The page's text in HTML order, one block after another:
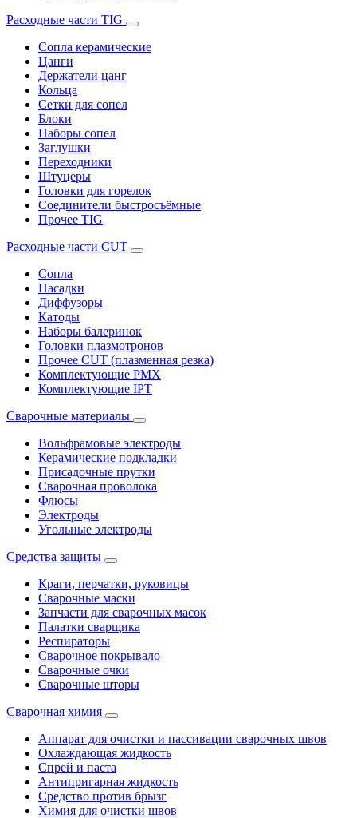
Расходные части TIG
Сопла керамические
Цанги
Держатели цанг
Кольца
Сетки для сопел
Блоки
Наборы сопел
Заглушки
Переходники
Штуцеры
Головки для горелок
Соединители быстросъёмные
Прочее TIG
Расходные части CUT
Сопла
Насадки
Диффузоры
Катоды
Наборы балеринок
Головки плазмотронов
Прочее CUT (плазменная резка)
Комплектующие PMX
Комплектующие IPT
Сварочные материалы
Вольфрамовые электроды
Керамические подкладки
Присадочные прутки
Сварочная проволока
Флюсы
Электроды
Угольные электроды
Средства защиты
Краги, перчатки, руковицы
Сварочные маски
Запчасти для сварочных масок
Палатки сварщика
Респираторы
Сварочное покрывало
Сварочные очки
Сварочные шторы
Сварочная химия
Аппарат для очистки и пассивации сварочных швов
Охлаждающая жидкость
Спрей и паста
Антипригарная жидкость
Средство против брызг
Химия для очистки швов